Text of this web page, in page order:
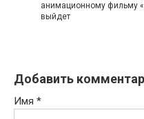
анимационному фильму
выйдет
Добавить
Имя *